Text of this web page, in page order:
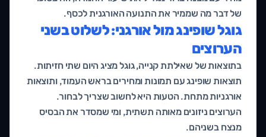
של דבר מה שממיר את התנועה האורגנית לכסף.
גוגל שופינג מול אורגני: לשלוט בשני
הערוצים
בתוצאות של שאילתת קנייה, גוגל מציג היום שתי חזיתות.
תוצאות שופינג עם תמונות ומחירים בראש העמוד, ותוצאות
אורגניות מתחת. הטעות היא לחשוב שצריך לבחור.
הערוצים ניזונים מאותה תשתית, ומי שמסדר את הבסיס
מנצח בשניהם.